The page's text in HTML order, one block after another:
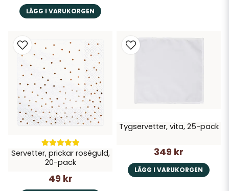
LÄGG I VARUKORGEN
Servetter, prickar roséguld,
20-pack
49 kr
Tygservetter, vita, 25-pack
349 kr
LÄGG I VARUKORGEN